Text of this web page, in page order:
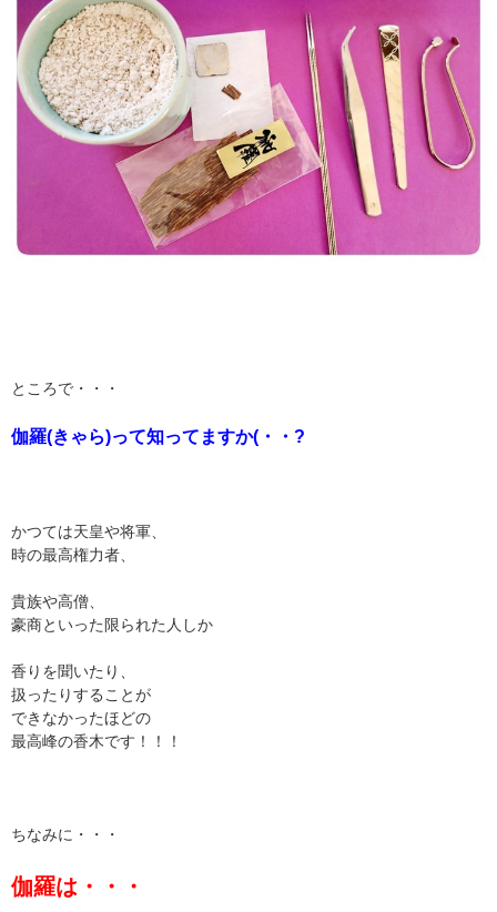
ところで・・・
伽羅(きゃら)って知ってますか(・・?
かつては天皇や将軍、
時の最高権力者、
貴族や高僧、
豪商といった限られた人しか
香りを聞いたり、
扱ったりすることが
できなかったほどの
最高峰の香木です！！！
ちなみに・・・
伽羅は・・・